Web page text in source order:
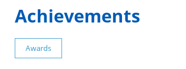
Achievements
Awards